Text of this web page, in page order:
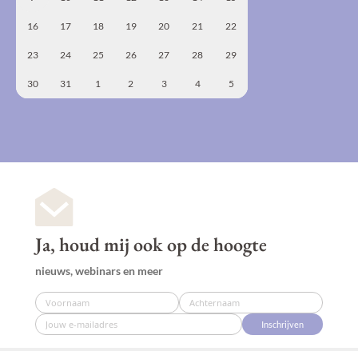
16 17 18 19 20 21 22
23 24 25 26 27 28 29
30 31 1 2 3 4 5
Ja, houd mij ook op de hoogte
nieuws, webinars en meer
Inschrijven